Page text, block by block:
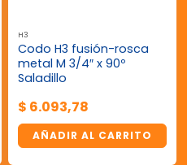
H3
Codo H3 fusión-rosca
metal M 3/4″ x 90º
Saladillo
$ 6.093,78
AÑADIR AL CARRITO